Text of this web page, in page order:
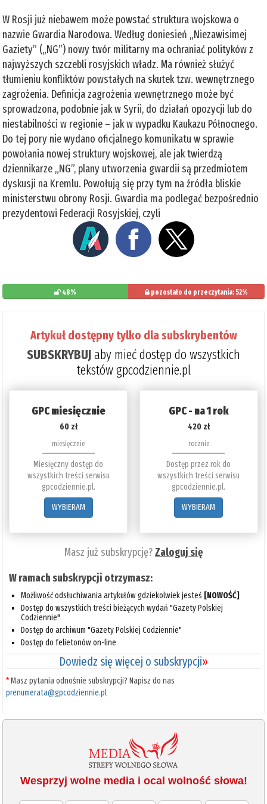
W Rosji już niebawem może powstać struktura wojskowa o
nazwie Gwardia Narodowa. Według doniesień „Niezawisimej
Gaziety” („NG”) nowy twór militarny ma ochraniać polityków z
najwyższych szczebli rosyjskich władz. Ma również służyć
tłumieniu konfliktów powstałych na skutek tzw. wewnętrznego
zagrożenia. Definicja zagrożenia wewnętrznego może być
sprowadzona, podobnie jak w Syrii, do działań opozycji lub do
niestabilności w regionie – jak w wypadku Kaukazu Północnego.
Do tej pory nie wydano oficjalnego komunikatu w sprawie
powołania nowej struktury wojskowej, ale jak twierdzą
dziennikarze „NG”, plany utworzenia gwardii są przedmiotem
dyskusji na Kremlu. Powołują się przy tym na źródła bliskie
ministerstwu obrony Rosji. Gwardia ma podlegać bezpośrednio
prezydentowi Federacji Rosyjskiej, czyli
48% pozostało do przeczytania: 52%
Artykuł dostępny tylko dla subskrybentów
SUBSKRYBUJaby mieć dostęp do wszystkich
tekstów gpcodziennie.pl
GPC miesięcznie
60 zł
miesięcznie
Miesięczny dostęp do
wszystkich treści serwisu
gpcodziennie.pl.
WYBIERAM
GPC - na 1 rok
420 zł
rocznie
Dostęp przez rok do
wszystkich treści serwisu
gpcodziennie.pl.
WYBIERAM
Masz już subskrypcję?Zaloguj się
W ramach subskrypcji otrzymasz:
Możliwość odsłuchiwania artykułów gdziekolwiek jesteś [NOWOŚĆ]
Dostęp do wszystkich treści bieżących wydań "Gazety Polskiej
Codziennie"
Dostęp do archiwum "Gazety Polskiej Codziennie"
Dostęp do felietonów on-line
Dowiedz się więcej o subskrypcji»
*Masz pytania odnośnie subskrypcji? Napisz do nas
prenumerata@gpcodziennie.pl
Wesprzyj wolne media i ocal wolność słowa!